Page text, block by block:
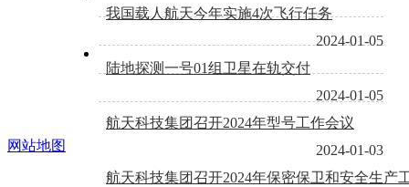
我国载人航天今年实施4次飞行任务
2024-01-05
陆地探测一号01组卫星在轨交付
2024-01-05
航天科技集团召开2024年型号工作会议
2024-01-03
航天科技集团召开2024年保密保卫和安全生产
网站地图